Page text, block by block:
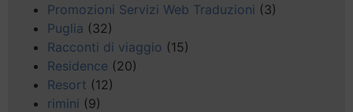
Promozioni Servizi Web Traduzioni (3)
Puglia (32)
Racconti di viaggio (15)
Residence (20)
Resort (12)
rimini (9)